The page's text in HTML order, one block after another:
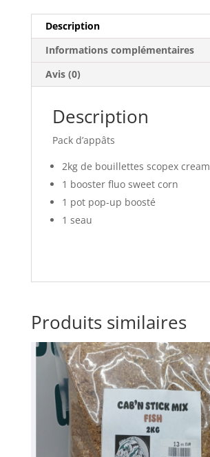
Description
Informations complémentaires
Avis (0)
Description
Pack d’appâts
2kg de bouillettes scopex cream
1 booster fluo sweet corn
1 pot pop-up boosté
1 seau
Produits similaires